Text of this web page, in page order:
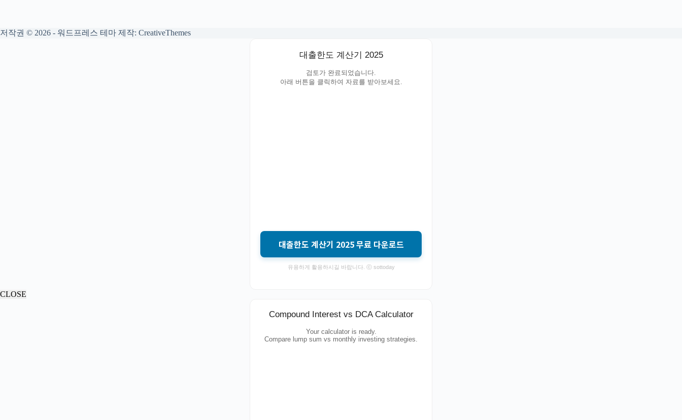
저작권 © 2026 - 워드프레스 테마 제작: CreativeThemes
대출한도 계산기 2025
검토가 완료되었습니다.
아래 버튼을 클릭하여 자료를 받아보세요.
대출한도 계산기 2025 무료 다운로드
유용하게 활용하시길 바랍니다. ⓒ sottoday
CLOSE
Compound Interest vs DCA Calculator
Your calculator is ready.
Compare lump sum vs monthly investing strategies.